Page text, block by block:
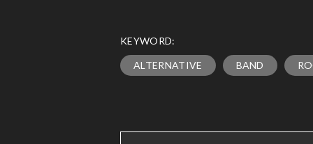
KEYWORD:
ALTERNATIVE BAND